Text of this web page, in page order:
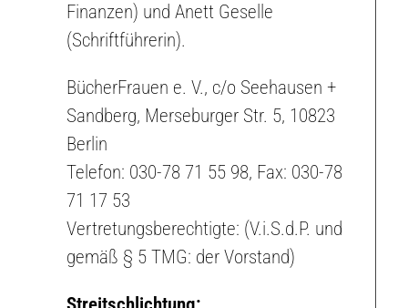
Finanzen) und Anett Geselle
(Schriftführerin).
BücherFrauen e. V., c/o Seehausen +
Sandberg, Merseburger Str. 5, 10823
Berlin
Telefon: 030-78 71 55 98, Fax: 030-78
71 17 53
Vertretungsberechtigte: (V.i.S.d.P. und
gemäß § 5 TMG: der Vorstand)